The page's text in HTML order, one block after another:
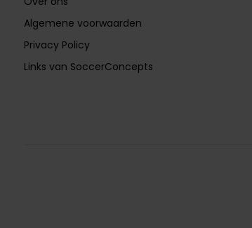
Algemene voorwaarden
Privacy Policy
Links van SoccerConcepts